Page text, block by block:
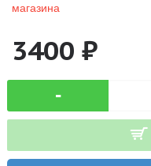
магазина
3400 ₽
-